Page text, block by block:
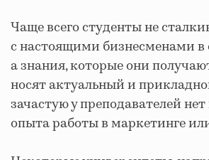
Чаще всего студенты не
с настоящими бизнесменами в
а знания, которые они
носят актуальный и
зачастую у преподавателей
опыта работы в маркетинге